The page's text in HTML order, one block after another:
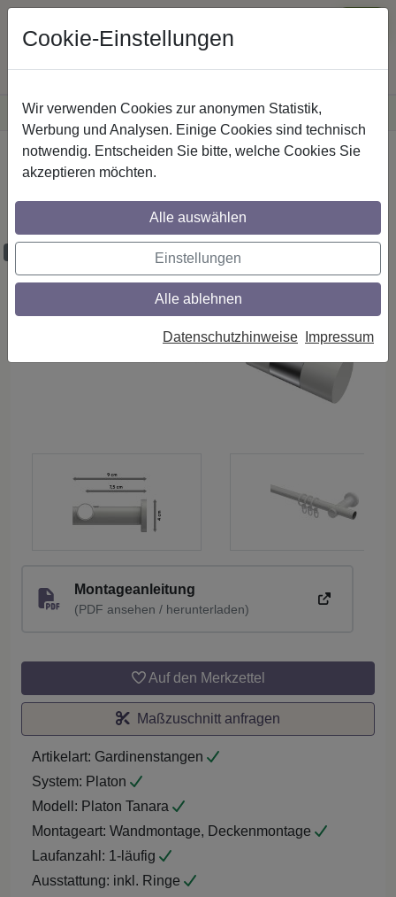
VersandkostenfreieLieferung innerhalb Deutschlands
Sichere Zahlung
Startseite Gardinenstangen Metall
1-läufig, Modell PLATON - Tanara Weiß
Montageanleitung
(PDF ansehen / herunterladen)
Auf den Merkzettel
Maßzuschnitt anfragen
Artikelart: Gardinenstangen
System: Platon
Modell: Platon Tanara
Montageart: Wandmontage, Deckenmontage
Laufanzahl: 1-läufig
Ausstattung: inkl. Ringe
Cookie-Einstellungen
Wir verwenden Cookies zur anonymen Statistik,
Werbung und Analysen. Einige Cookies sind technisch
notwendig. Entscheiden Sie bitte, welche Cookies Sie
akzeptieren möchten.
Alle auswählen
Einstellungen
Alle ablehnen
Datenschutzhinweise Impressum